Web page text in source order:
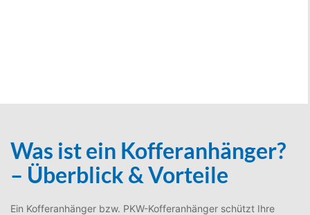
Was ist ein Kofferanhänger?
– Überblick & Vorteile
Ein Kofferanhänger bzw. PKW-Kofferanhänger schützt Ihre